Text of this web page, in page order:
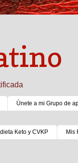
Únete a mi Grupo de
Keto y CVKP Mis